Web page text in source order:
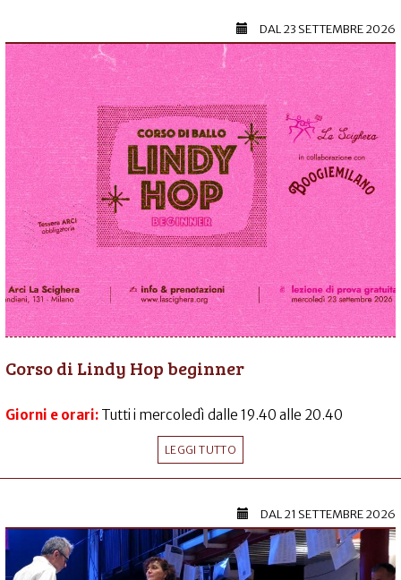
DAL23 SETTEMBRE 2026
Corso di Lindy Hop beginner
Giorni e orari: Tutti i mercoledì dalle 19.40 alle 20.40
LEGGI TUTTO
DAL21 SETTEMBRE 2026